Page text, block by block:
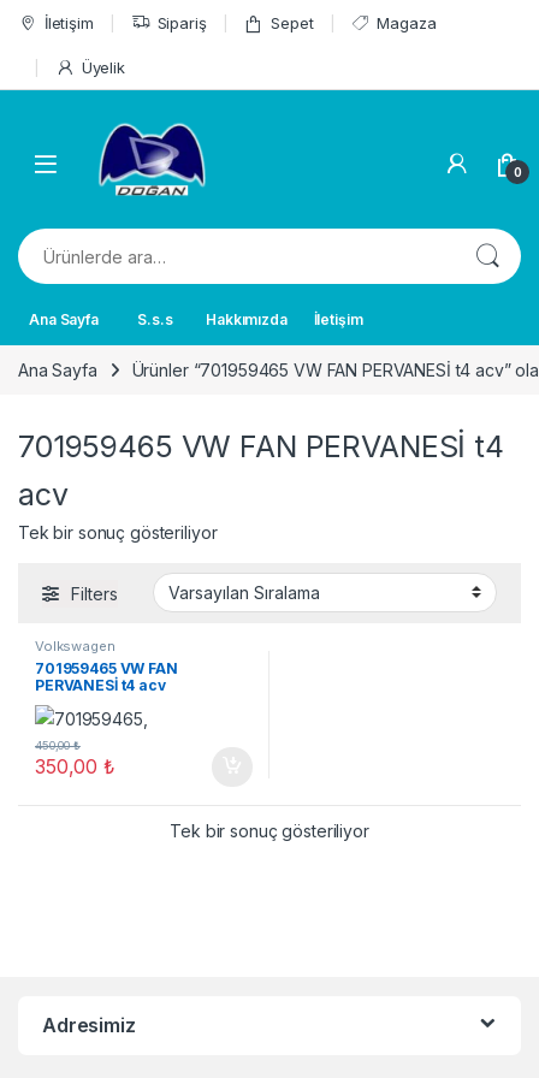
Skip to navigation
Skip to content
İletişim Sipariş Sepet Magaza
Üyelik
0
Ara:
Ana Sayfa S.s.s Hakkımızda İletişim
Ana Sayfa Ürünler “701959465 VW FAN PERVANESİ t4 acv”
701959465 VW FAN PERVANESİ t4
acv
Tek bir sonuç gösteriliyor
Filters
Volkswagen
701959465 VW FAN
PERVANESİ t4 acv
350,00₺
450,00₺
Tek bir sonuç gösteriliyor
Adresimiz